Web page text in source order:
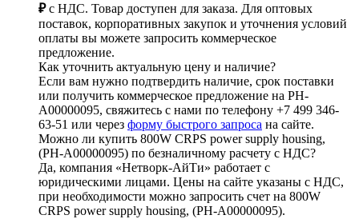
₽с НДС. Товар доступен для заказа. Для оптовых
поставок, корпоративных закупок и уточнения условий
оплаты вы можете запросить коммерческое
предложение.
Как уточнить актуальную цену и наличие?
Если вам нужно подтвердить наличие, срок поставки
или получить коммерческое предложение на PH-
A00000095, свяжитесь с нами по телефону +7 499 346-
63-51 или через форму быстрого запроса на сайте.
Можно ли купить 800W CRPS power supply housing,
(PH-A00000095) по безналичному расчету с НДС?
Да, компания «Нетворк-АйТи» работает с
юридическими лицами. Цены на сайте указаны с НДС,
при необходимости можно запросить счет на 800W
CRPS power supply housing, (PH-A00000095).